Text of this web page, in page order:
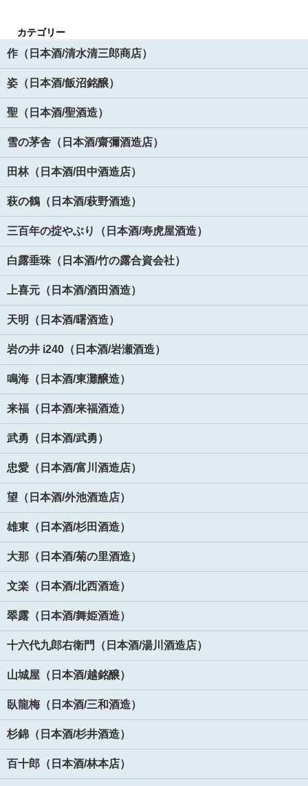
カテゴリー
作（日本酒/清水清三郎商店）
姿（日本酒/飯沼銘醸）
聖（日本酒/聖酒造）
雪の茅舎（日本酒/齋彌酒造店）
田林（日本酒/田中酒造店）
萩の鶴（日本酒/萩野酒造）
三百年の掟やぶり（日本酒/寿虎屋酒造）
白露垂珠（日本酒/竹の露合資会社）
上喜元（日本酒/酒田酒造）
天明（日本酒/曙酒造）
岩の井 i240（日本酒/岩瀬酒造）
鳴海（日本酒/東灘醸造）
来福（日本酒/来福酒造）
武勇（日本酒/武勇）
忠愛（日本酒/富川酒造店）
望（日本酒/外池酒造店）
雄東（日本酒/杉田酒造）
大那（日本酒/菊の里酒造）
文楽（日本酒/北西酒造）
翠露（日本酒/舞姫酒造）
十六代九郎右衛門（日本酒/湯川酒造店）
山城屋（日本酒/越銘醸）
臥龍梅（日本酒/三和酒造）
杉錦（日本酒/杉井酒造）
百十郎（日本酒/林本店）